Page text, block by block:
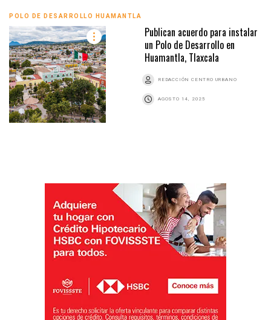
POLO DE DESARROLLO HUAMANTLA
Publican acuerdo para instalar
un Polo de Desarrollo en
Huamantla, Tlaxcala
REDACCIÓN CENTRO URBANO
AGOSTO 14, 2025